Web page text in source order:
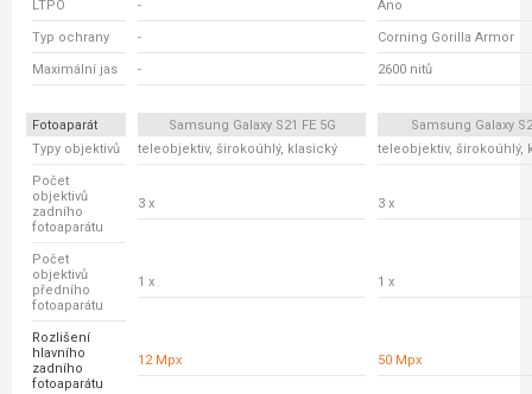
LTPO - Ano
Typ ochrany - Corning Gorilla Armor
Maximální jas - 2600 nitů
Fotoaparát Samsung Galaxy S21 FE 5G
Samsung Galaxy
Typy objektivů
teleobjektiv, širokoúhlý, klasický teleobjektiv, širokoúhlý,
Počet
objektivů
zadního
fotoaparátu
3 x 3 x
Počet
objektivů
předního
fotoaparátu
1 x 1 x
Rozlišení
hlavního
zadního
fotoaparátu
12 Mpx 50 Mpx